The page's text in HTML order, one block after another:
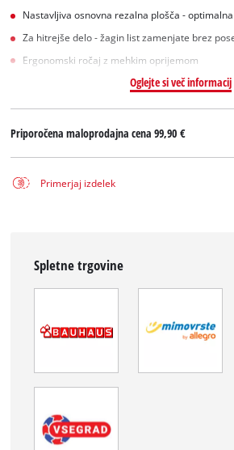
Nastavljiva osnovna rezalna plošča -
Za hitrejše delo - žagin list zamenjate brez
Ergonomski ročaj z mehkim oprijemom
Oglejte si več informacij
Priporočena maloprodajna cena99,90 €
Primerjaj izdelek
Spletne trgovine